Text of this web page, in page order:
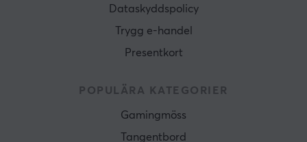
Dataskyddspolicy
Trygg e-handel
Presentkort
POPULÄRA KATEGORIER
Gamingmöss
Tangentbord